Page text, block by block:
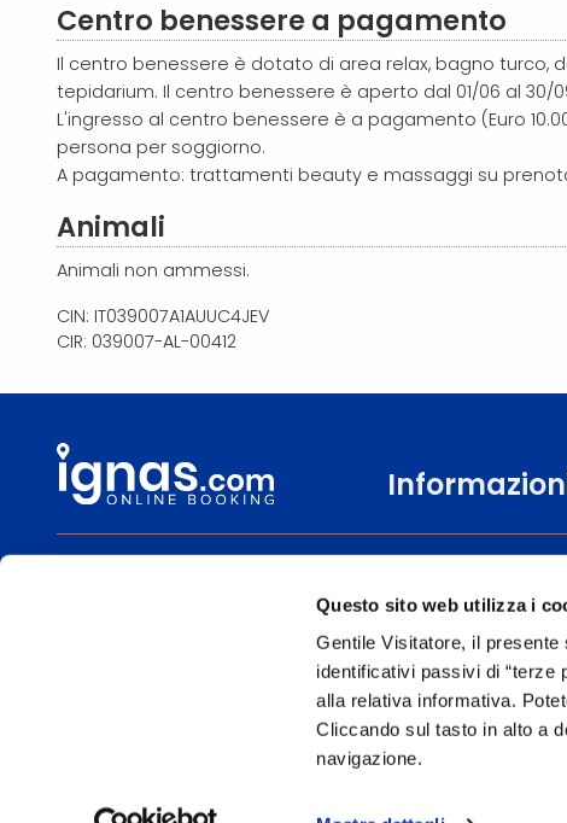
Questo sito web utilizza i
Gentile Visitatore, il
identificativi passivi di “terze
alla relativa informativa.
Cliccando sul tasto in alto a
navigazione.
Centro benessere a pagamento
Il centro benessere è dotato di area relax, bagno turco,
tepidarium. Il centro benessere è aperto dal 01/06 al 30/
L'ingresso al centro benessere è a pagamento (Euro
persona per soggiorno.
A pagamento: trattamenti beauty e massaggi su
Animali
Animali non ammessi.
CIN: IT039007A1AUUC4JEV
CIR: 039007-AL-00412
0471 806600
Come prenotare
Per l’erogazione dei servizi di viaggio è responsabile/direzione tecnica Ignas